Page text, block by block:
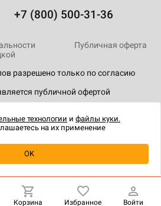
о наличии
+7 (800) 500-31-36
разрешено только по согласию
публичной офертой
Публичная оферта
Корзина Избранное Войти
технологии и файлы куки.
на их применение
OK